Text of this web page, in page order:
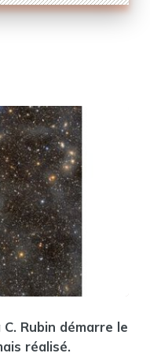
Rubin démarre le
réalisé.